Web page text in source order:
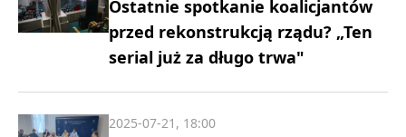
Ostatnie spotkanie koalicjantów
przed rekonstrukcją rządu? „Ten
serial już za długo trwa"
2025-07-21, 18:00